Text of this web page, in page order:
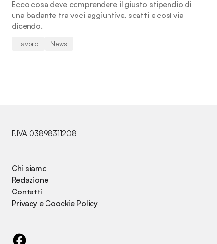
Ecco cosa deve comprendere il giusto stipendio di
una badante tra voci aggiuntive, scatti e così via
dicendo.
Lavoro News
P.IVA 03898311208
Chi siamo
Redazione
Contatti
Privacy e Coockie Policy